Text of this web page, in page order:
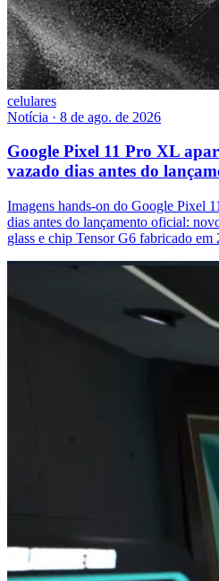
celulares
Notícia · 8 de ago. de 2026
Google Pixel 11 Pro XL
vazado dias antes do
Imagens hands-on do Google Pixel
dias antes do lançamento oficial:
glass e chip Tensor G6 fabricado